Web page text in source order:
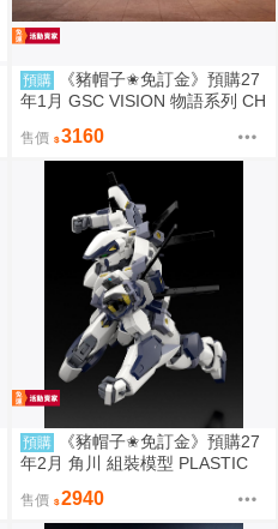
預購
《豬帽子✬免訂金》預購27
年1月 GSC VISION 物語系列 CH
售價 3160
預購
《豬帽子✬免訂金》預購27
年2月 角川 組裝模型 PLASTIC
別套組 0920
售價 2940